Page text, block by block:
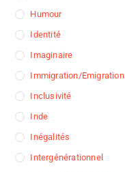
Humour
Identité
Imaginaire
Immigration/Emigration
Inclusivité
Inde
Inégalités
Intergénérationnel